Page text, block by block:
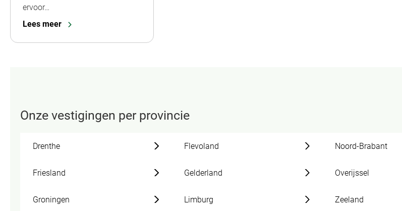
ervoor…
Lees meer
Onze vestigingen per provincie
Drenthe Flevoland Noord-Brabant
Friesland Gelderland Overijssel
Groningen Limburg Zeeland